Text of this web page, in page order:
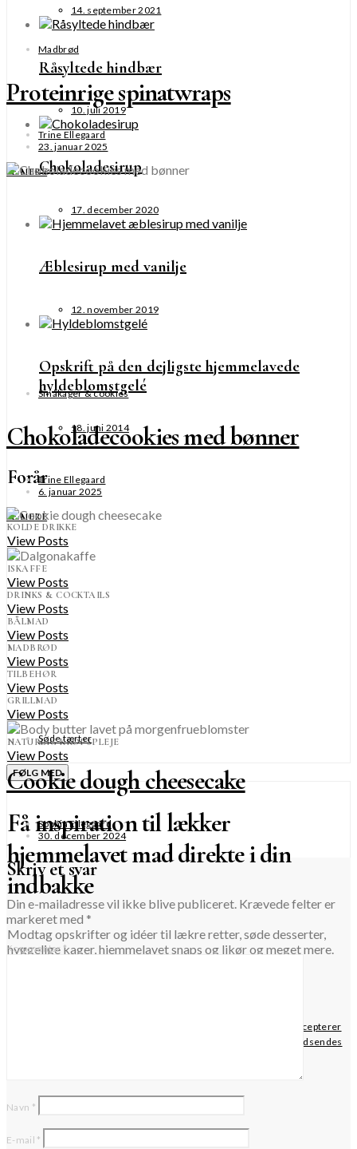
14. september 2021
Råsyltede hindbær
10. juli 2019
Chokoladesirup
17. december 2020
Æblesirup med vanilje
12. november 2019
Opskrift på den dejligste hjemmelavede
hyldeblomstgelé
18. juni 2014
Forår
KOLDE DRIKKE
View Posts
ISKAFFE
View Posts
DRINKS & COCKTAILS
View Posts
BÅLMAD
View Posts
MADBRØD
View Posts
TILBEHØR
View Posts
GRILLMAD
View Posts
NATURLIG KROPSPLEJE
View Posts
FØLG MED
Få inspiration til lækker
hjemmelavet mad direkte i din
indbakke
Modtag opskrifter og idéer til lækre retter, søde desserter,
hyggelige kager, hjemmelavet snaps og likør og meget mere.
Når du krydser af i dette felt, bekræfter du, at du har læst og accepterer
websitets privatlivspolitik vedrørende opbevaring af de data, der indsendes
Madbrød
Proteinrige spinatwraps
Trine Ellegaard
23. januar 2025
SE MERE
Småkager & cookies
Chokoladecookies med bønner
Trine Ellegaard
6. januar 2025
SE MERE
Søde tærter
Cookie dough cheesecake
Sophia Ellegaard
30. december 2024
Skriv et svar
Din e-mailadresse vil ikke blive publiceret. Krævede felter er
markeret med *
Kommentar *
Navn *
E-mail *